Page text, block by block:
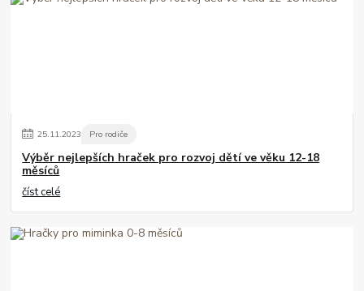
25.11.2023 Pro rodiče
Výběr nejlepších hraček pro rozvoj dětí ve věku 12-18
měsíců
číst celé